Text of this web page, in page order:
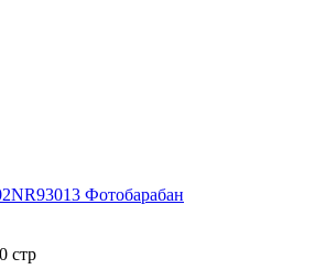
Фотобарабан
стр